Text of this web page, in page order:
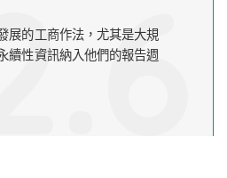
展的工商作法，尤其是大規
續性資訊納入他們的報告週